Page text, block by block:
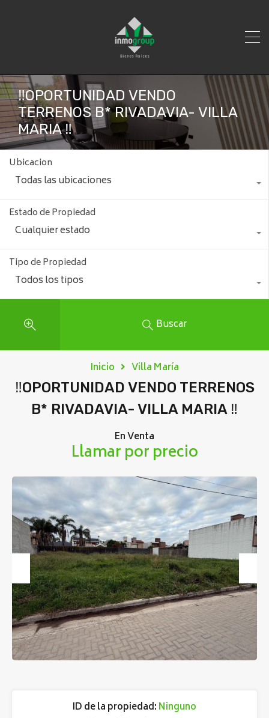
‼️OPORTUNIDAD VENDO
TERRENOS B* RIVADAVIA- VILLA
MARIA ‼️
Ubicacion
Todas las ubicaciones
Estado de Propiedad
Cualquier estado
Tipo de Propiedad
Todos los tipos
Buscar
Inicio Villa María
‼️OPORTUNIDAD VENDO TERRENOS
B* RIVADAVIA- VILLA MARIA ‼️
En Venta
Llamar por precio
Previous Next
ID de la propiedad:Ninguno